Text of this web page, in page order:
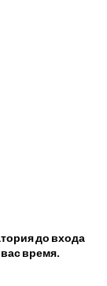
до входа
время.